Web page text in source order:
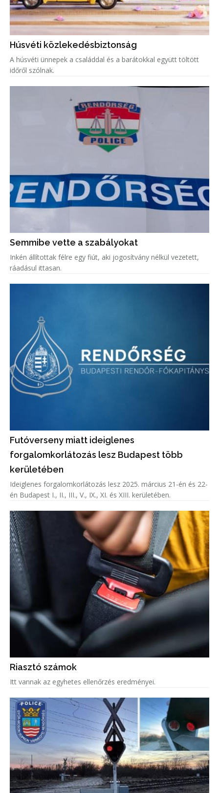
Húsvéti közlekedésbiztonság
A húsvéti ünnepek a családdal és a barátokkal együtt töltött
időről szólnak.
Semmibe vette a szabályokat
Inkén állítottak félre egy fiút, aki jogosítvány nélkül vezetett,
ráadásul ittasan.
Futóverseny miatt ideiglenes
forgalomkorlátozás lesz Budapest több
kerületében
Ideiglenes forgalomkorlátozás lesz 2025. március 21-én és 22-
én Budapest I., II., III., V., IX., XI. és XIII. kerületében.
Riasztó számok
Itt vannak az egyhetes ellenőrzés eredményei.